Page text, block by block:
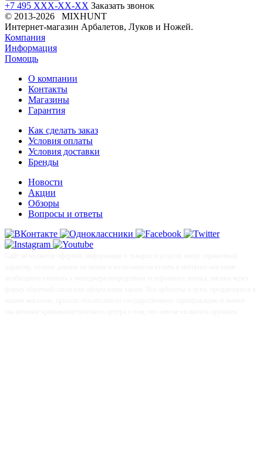
+7 495 XXX-XX-XX Заказать звонок
© 2013-2026 MIXHUNT
Интернет-магазин Арбалетов, Луков и Ножей.
Компания
Информация
Помощь
О компании
Контакты
Магазины
Гарантия
Как сделать заказ
Условия оплаты
Условия доставки
Бренды
Новости
Акции
Обзоры
Вопросы и ответы